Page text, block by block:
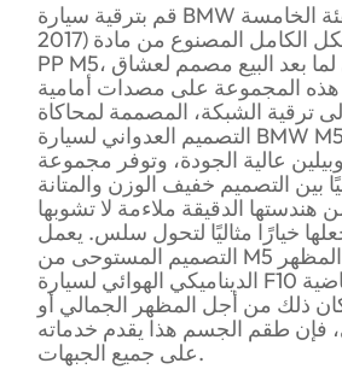
قم بترقية سيارة BMW الفئة الخامسة F10 (2010-
2017) باستخدام طقم الهيكل الكامل المصنوع من مادة
PP M5، وهو حل استثنائي لما بعد البيع مصمم لعشاق
المجموعة على مصدات أمامية
ترقية الشبكة، المصممة لمحاكاة
التصميم العدواني لسيارة BMW M5. مصنوعة من
عالية الجودة، وتوفر مجموعة
بين التصميم خفيف الوزن والمتانة
هندستها الدقيقة ملاءمة لا تشوبها
خيارًا مثاليًا لتحول سلس. يعمل
التصميم المستوحى من M5 على تحسين المظهر
الديناميكي الهوائي لسيارة F10 مع إضافة لمسة رياضية
ذلك من أجل المظهر الجمالي أو
فإن طقم الجسم هذا يقدم خدماته
على جميع الجبهات.